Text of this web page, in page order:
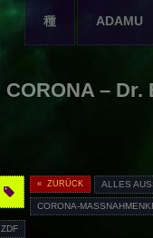
種 ADAMU
CORONA –
« ZURÜCK ALLES
CORONA-
ZDF